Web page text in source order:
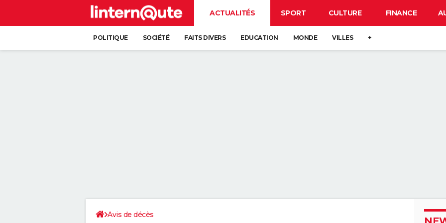
ACTUALITÉS SPORT CULTURE FINANCE
POLITIQUE SOCIÉTÉ FAITS DIVERS EDUCATION MONDE VILLES +
Avis de décès